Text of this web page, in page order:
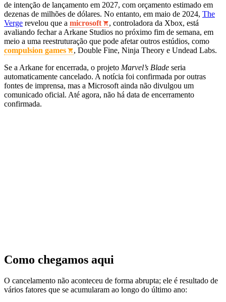
de intenção de lançamento em 2027, com orçamento estimado em
dezenas de milhões de dólares. No entanto, em maio de 2024, The
Verge revelou que a microsoft
, controladora da Xbox, está
avaliando fechar a Arkane Studios no próximo fim de semana, em
meio a uma reestruturação que pode afetar outros estúdios, como
compulsion games
, Double Fine, Ninja Theory e Undead Labs.
Se a Arkane for encerrada, o projeto Marvel’s Blade seria
automaticamente cancelado. A notícia foi confirmada por outras
fontes de imprensa, mas a Microsoft ainda não divulgou um
comunicado oficial. Até agora, não há data de encerramento
confirmada.
Como chegamos aqui
O cancelamento não aconteceu de forma abrupta; ele é resultado de
vários fatores que se acumularam ao longo do último ano: